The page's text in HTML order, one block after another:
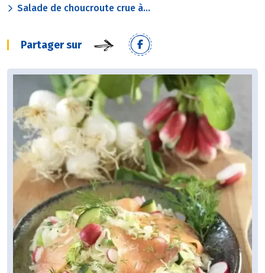
Salade de choucroute crue à...
Partager sur